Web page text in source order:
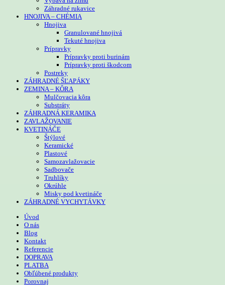
Záhradné rukavice
HNOJIVA – CHÉMIA
Hnojiva
Granulované hnojivá
Tekuté hnojiva
Prípravky
Prípravky proti burinám
Prípravky proti škodcom
Postreky
ZÁHRADNÉ ŠĽAPÁKY
ZEMINA – KÔRA
Mulčovacia kôra
Substráty
ZÁHRADNÁ KERAMIKA
ZAVLAŽOVANIE
KVETINÁČE
Štýlové
Keramické
Plastové
Samozavlažovacie
Sadbovače
Truhlíky
Okrúhle
Misky pod kvetináče
ZÁHRADNÉ VYCHYTÁVKY
Úvod
O nás
Blog
Kontakt
Referencie
DOPRAVA
PLATBA
Obľúbené produkty
Porovnaj